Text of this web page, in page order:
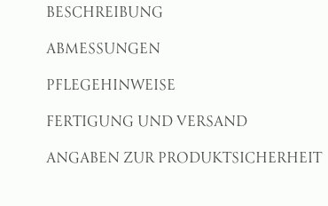
BESCHREIBUNG
ABMESSUNGEN
PFLEGEHINWEISE
FERTIGUNG UND VERSAND
ANGABEN ZUR PRODUKTSICHERHEIT